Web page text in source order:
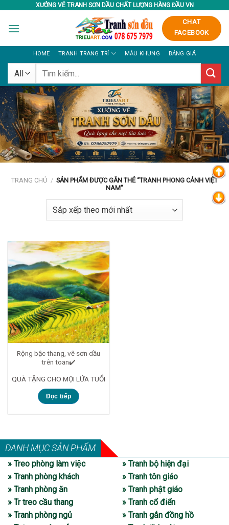
content
XƯỞNG VẼ TRANH SƠN DẦU CHẤT LƯỢNG HÀNG ĐẦU VN
CHAT
FACEBOOK
HOME TRANH TRANG TRÍ MẪU KHUNG BẢNG GIÁ
Tìm
TRANG CHỦ / SẢN PHẨM ĐƯỢC GẮN THẺ “TRANH PHONG CẢNH VIỆT
NAM”
Rộng bậc thang, vẽ sơn dầu
trên toan✔️
QUÀ TẶNG CHO MỌI LỨA TUỔI
Đọc tiếp
DANH MỤC SẢN PHẨM
» Treo phòng làm việc
» Tranh phòng khách
» Tranh phòng ăn
» Tr treo cầu thang
» Tranh phòng ngủ
» Tranh bộ hiện đại
» Tranh tôn giáo
» Tranh phật giáo
» Tranh cổ điển
» Tranh gắn đồng hồ